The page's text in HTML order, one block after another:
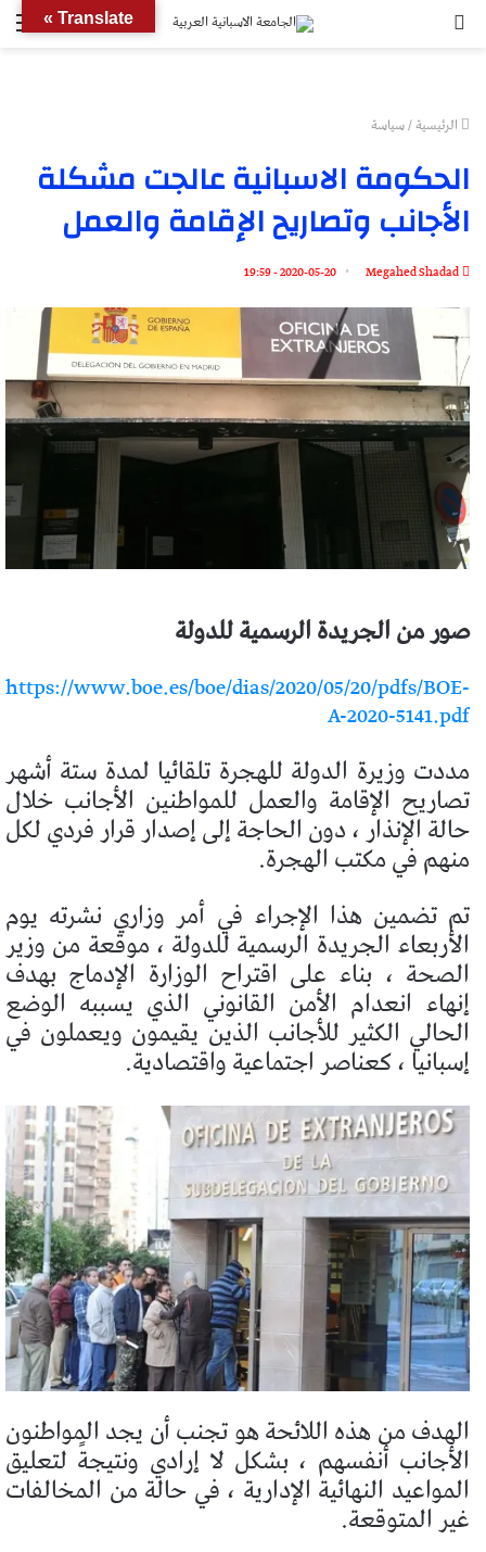
الرئيسية/سياسة
الحكومة الاسبانية عالجت مشكلة
الأجانب وتصاريح الإقامة والعمل
Megahed Shadad
2020-05-20 - 19:59
صور من الجريدة الرسمية للدولة
https://www.boe.es/boe/dias/2020/05/20/pdfs/BOE-
A-2020-5141.pdf
مددت وزيرة الدولة للهجرة تلقائيا لمدة ستة أشهر
تصاريح الإقامة والعمل للمواطنين الأجانب خلال
حالة الإنذار ، دون الحاجة إلى إصدار قرار فردي لكل
منهم في مكتب الهجرة.
تم تضمين هذا الإجراء في أمر وزاري نشرته يوم
الأربعاء الجريدة الرسمية للدولة ، موقعة من وزير
الصحة ، بناء على اقتراح الوزارة الإدماج بهدف
إنهاء انعدام الأمن القانوني الذي يسببه الوضع
الحالي الكثير للأجانب الذين يقيمون ويعملون في
إسبانيا ، كعناصر اجتماعية واقتصادية.
الهدف من هذه اللائحة هو تجنب أن يجد المواطنون
الأجانب أنفسهم ، بشكل لا إرادي ونتيجةً لتعليق
المواعيد النهائية الإدارية ، في حالة من المخالفات
غير المتوقعة.
Translate »